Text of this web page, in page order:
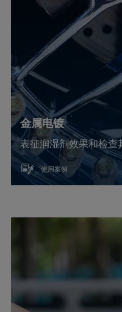
金属电镀
表征润湿剂效果和检
使用案例